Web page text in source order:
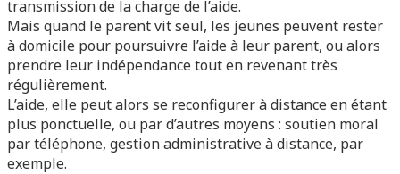
transmission de la charge de l’aide.
Mais quand le parent vit seul, les jeunes peuvent rester
à domicile pour poursuivre l’aide à leur parent, ou alors
prendre leur indépendance tout en revenant très
régulièrement.
L’aide, elle peut alors se reconfigurer à distance en étant
plus ponctuelle, ou par d’autres moyens : soutien moral
par téléphone, gestion administrative à distance, par
exemple.